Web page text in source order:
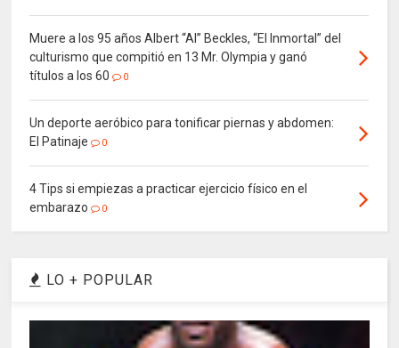
Muere a los 95 años Albert “Al” Beckles, “El Inmortal” del
culturismo que compitió en 13 Mr. Olympia y ganó
títulos a los 60
0
Un deporte aeróbico para tonificar piernas y abdomen:
El Patinaje
0
4 Tips si empiezas a practicar ejercicio físico en el
embarazo
0
LO + POPULAR